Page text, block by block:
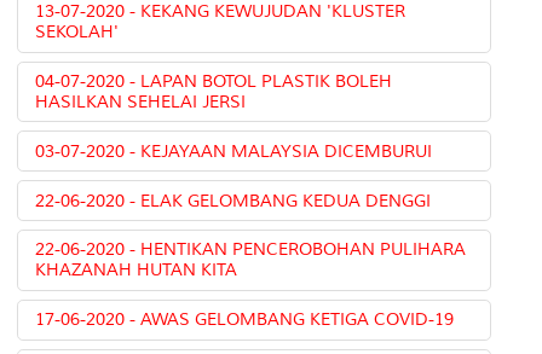
13-07-2020 - KEKANG KEWUJUDAN 'KLUSTER
SEKOLAH'
04-07-2020 - LAPAN BOTOL PLASTIK BOLEH
HASILKAN SEHELAI JERSI
03-07-2020 - KEJAYAAN MALAYSIA DICEMBURUI
22-06-2020 - ELAK GELOMBANG KEDUA DENGGI
22-06-2020 - HENTIKAN PENCEROBOHAN PULIHARA
KHAZANAH HUTAN KITA
17-06-2020 - AWAS GELOMBANG KETIGA COVID-19